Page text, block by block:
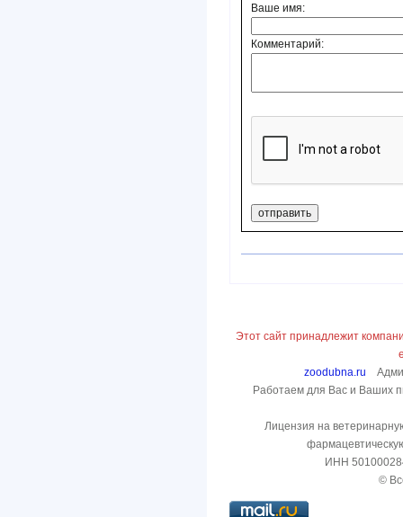
Ваше имя:
Комментарий:
Этот сайт принадлежит
zoodubna.ru
Работаем для Вас и Ваших
Лицензия на
ИНН
©